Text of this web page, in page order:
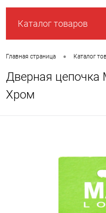
Каталог товаров
Главная страница • Каталог
Дверная цепочка
Хром